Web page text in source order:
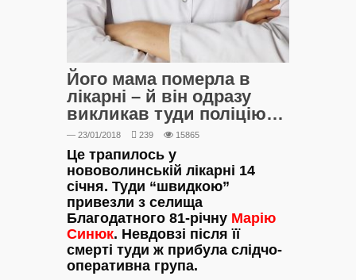
Його мама померла в
лікарні – й він одразу
викликав туди поліцію…
— 23/01/2018 239 15865
Це трапилось у
нововолинській лікарні 14
січня. Туди “швидкою”
привезли з селища
Благодатного 81-річну Марію
Синюк. Невдовзі після її
смерті туди ж прибула слідчо-
оперативна група.